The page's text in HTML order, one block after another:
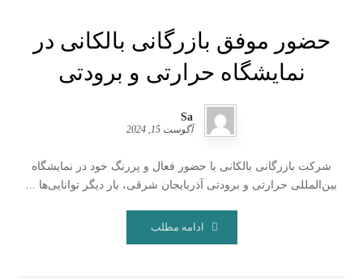
حضور موفق بازرگانی بالکانی در
نمایشگاه حرارتی و برودتی
Sa
آگوست 15, 2024
شرکت بازرگانی بالکانی با حضور فعال و پررنگ خود در نمایشگاه
بین‌المللی حرارتی و برودتی آذربایجان شرقی، بار دیگر توانایی‌ها ...
ادامه مطلب